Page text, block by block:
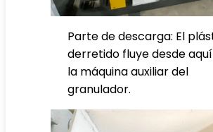
Parte de descarga: El
derretido fluye desde
la máquina auxiliar del
granulador.